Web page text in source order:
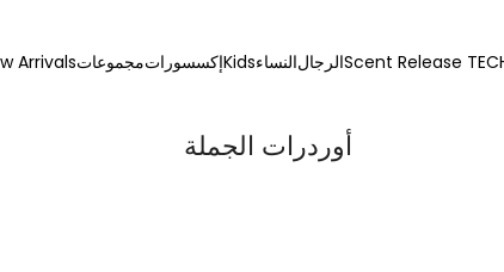
Scent ReleaseالرجالالنساءKidsإكسسوراتمجموعاتArrivals
أوردرات الجملة